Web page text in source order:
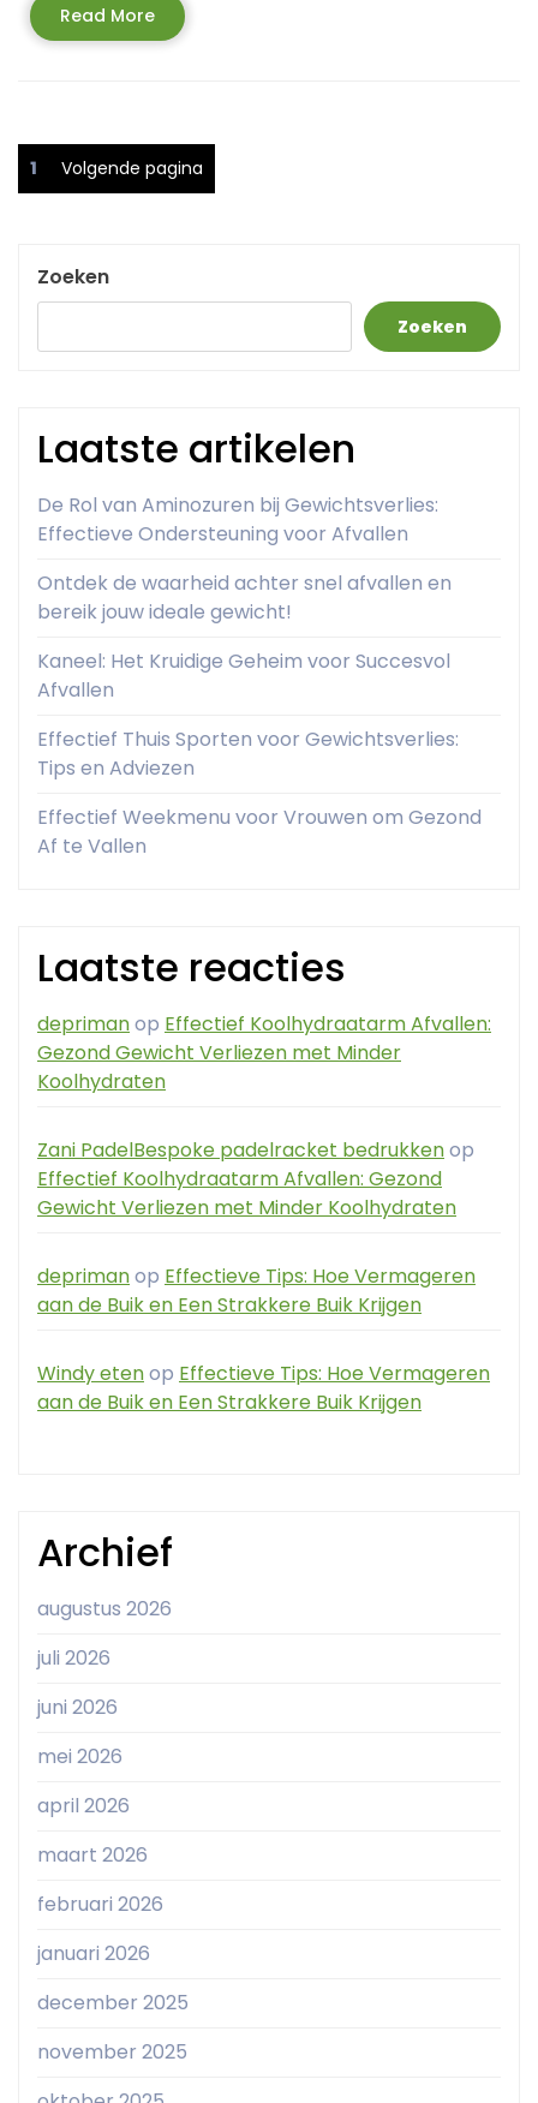
Read MoreRead
More
Berichtnavigatie
Pagina
1 Volgende pagina
Zoeken
Zoeken
Laatste artikelen
De Rol van Aminozuren bij Gewichtsverlies:
Effectieve Ondersteuning voor Afvallen
Ontdek de waarheid achter snel afvallen en
bereik jouw ideale gewicht!
Kaneel: Het Kruidige Geheim voor Succesvol
Afvallen
Effectief Thuis Sporten voor Gewichtsverlies:
Tips en Adviezen
Effectief Weekmenu voor Vrouwen om Gezond
Af te Vallen
Laatste reacties
deprimanop Effectief Koolhydraatarm Afvallen:
Gezond Gewicht Verliezen met Minder
Koolhydraten
Zani PadelBespoke padelracket bedrukkenop
Effectief Koolhydraatarm Afvallen: Gezond
Gewicht Verliezen met Minder Koolhydraten
deprimanop Effectieve Tips: Hoe Vermageren
aan de Buik en Een Strakkere Buik Krijgen
Windy etenop Effectieve Tips: Hoe Vermageren
aan de Buik en Een Strakkere Buik Krijgen
Archief
augustus 2026
juli 2026
juni 2026
mei 2026
april 2026
maart 2026
februari 2026
januari 2026
december 2025
november 2025